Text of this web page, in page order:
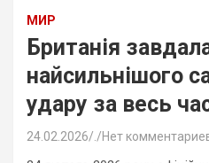
МИР
Британія
найсильнішого
удару за весь
24.02.2026 Нет